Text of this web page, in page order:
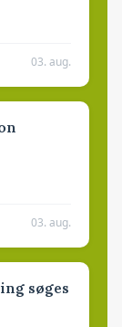
03. aug.
03. aug.
søges